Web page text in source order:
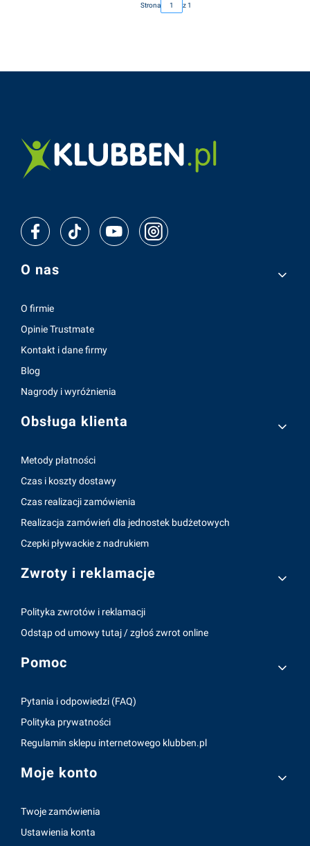
Strona z 1
Linki w stopce
O nas
O firmie
Opinie Trustmate
Kontakt i dane firmy
Blog
Nagrody i wyróżnienia
Obsługa klienta
Metody płatności
Czas i koszty dostawy
Czas realizacji zamówienia
Realizacja zamówień dla jednostek budżetowych
Czepki pływackie z nadrukiem
Zwroty i reklamacje
Polityka zwrotów i reklamacji
Odstąp od umowy tutaj / zgłoś zwrot online
Pomoc
Pytania i odpowiedzi (FAQ)
Polityka prywatności
Regulamin sklepu internetowego klubben.pl
Moje konto
Twoje zamówienia
Ustawienia konta